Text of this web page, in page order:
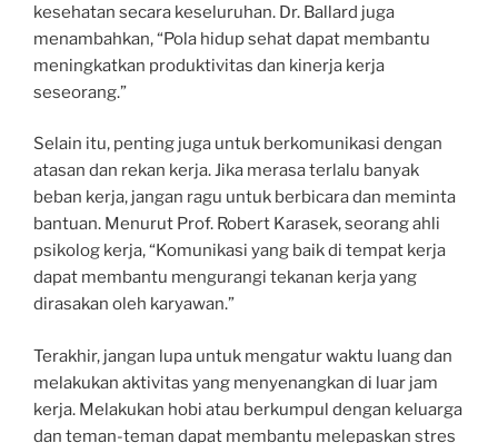
kesehatan secara keseluruhan. Dr. Ballard juga
menambahkan, “Pola hidup sehat dapat membantu
meningkatkan produktivitas dan kinerja kerja
seseorang.”
Selain itu, penting juga untuk berkomunikasi dengan
atasan dan rekan kerja. Jika merasa terlalu banyak
beban kerja, jangan ragu untuk berbicara dan meminta
bantuan. Menurut Prof. Robert Karasek, seorang ahli
psikolog kerja, “Komunikasi yang baik di tempat kerja
dapat membantu mengurangi tekanan kerja yang
dirasakan oleh karyawan.”
Terakhir, jangan lupa untuk mengatur waktu luang dan
melakukan aktivitas yang menyenangkan di luar jam
kerja. Melakukan hobi atau berkumpul dengan keluarga
dan teman-teman dapat membantu melepaskan stres